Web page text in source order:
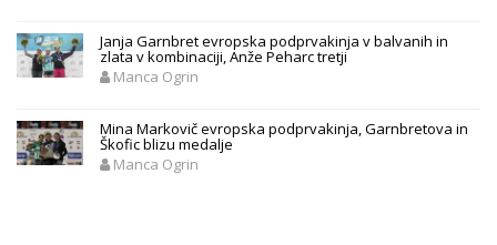
Janja Garnbret evropska podprvakinja v balvanih in
zlata v kombinaciji, Anže Peharc tretji
Manca Ogrin
Mina Markovič evropska podprvakinja, Garnbretova in
Škofic blizu medalje
Manca Ogrin